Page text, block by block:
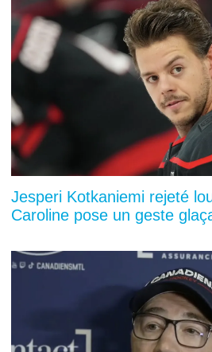
Jesperi Kotkaniemi rejeté
Caroline pose un geste